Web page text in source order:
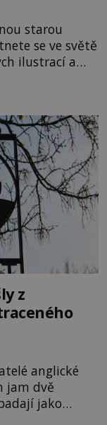
starou
se ve světě
ilustrací a
všem
patří mezi
ani co
z
anglické
jam dvě
jako
Jejich